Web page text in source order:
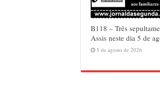
B118 – Três
Assis neste dia 5 de
5 de agosto de 2026